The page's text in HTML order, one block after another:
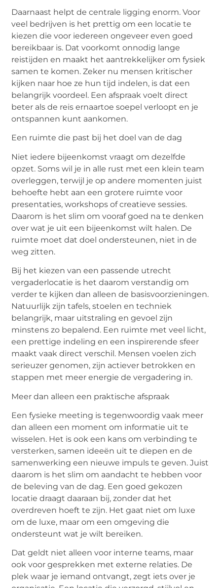
Daarnaast helpt de centrale ligging enorm. Voor
veel bedrijven is het prettig om een locatie te
kiezen die voor iedereen ongeveer even goed
bereikbaar is. Dat voorkomt onnodig lange
reistijden en maakt het aantrekkelijker om fysiek
samen te komen. Zeker nu mensen kritischer
kijken naar hoe ze hun tijd indelen, is dat een
belangrijk voordeel. Een afspraak voelt direct
beter als de reis ernaartoe soepel verloopt en je
ontspannen kunt aankomen.
Een ruimte die past bij het doel van de dag
Niet iedere bijeenkomst vraagt om dezelfde
opzet. Soms wil je in alle rust met een klein team
overleggen, terwijl je op andere momenten juist
behoefte hebt aan een grotere ruimte voor
presentaties, workshops of creatieve sessies.
Daarom is het slim om vooraf goed na te denken
over wat je uit een bijeenkomst wilt halen. De
ruimte moet dat doel ondersteunen, niet in de
weg zitten.
Bij het kiezen van een passende utrecht
vergaderlocatie is het daarom verstandig om
verder te kijken dan alleen de basisvoorzieningen.
Natuurlijk zijn tafels, stoelen en techniek
belangrijk, maar uitstraling en gevoel zijn
minstens zo bepalend. Een ruimte met veel licht,
een prettige indeling en een inspirerende sfeer
maakt vaak direct verschil. Mensen voelen zich
serieuzer genomen, zijn actiever betrokken en
stappen met meer energie de vergadering in.
Meer dan alleen een praktische afspraak
Een fysieke meeting is tegenwoordig vaak meer
dan alleen een moment om informatie uit te
wisselen. Het is ook een kans om verbinding te
versterken, samen ideeën uit te diepen en de
samenwerking een nieuwe impuls te geven. Juist
daarom is het slim om aandacht te hebben voor
de beleving van de dag. Een goed gekozen
locatie draagt daaraan bij, zonder dat het
overdreven hoeft te zijn. Het gaat niet om luxe
om de luxe, maar om een omgeving die
ondersteunt wat je wilt bereiken.
Dat geldt niet alleen voor interne teams, maar
ook voor gesprekken met externe relaties. De
plek waar je iemand ontvangt, zegt iets over je